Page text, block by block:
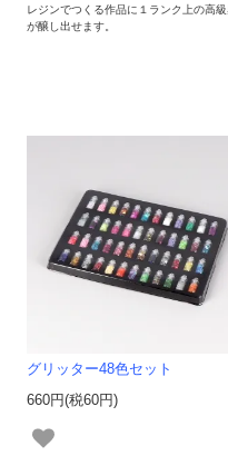
レジンでつくる作品に１ランク上の高
が醸し出せます。
グリッター48色セット
660円(税60円)